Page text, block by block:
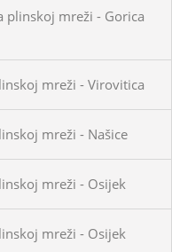
mreži - Gorica
mreži - Virovitica
mreži - Našice
mreži - Osijek
mreži - Osijek